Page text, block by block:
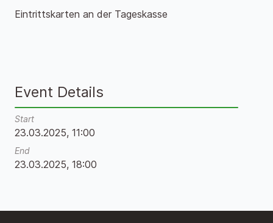
Eintrittskarten an der Tageskasse
Event Details
Start
23.03.2025, 11:00
End
23.03.2025, 18:00